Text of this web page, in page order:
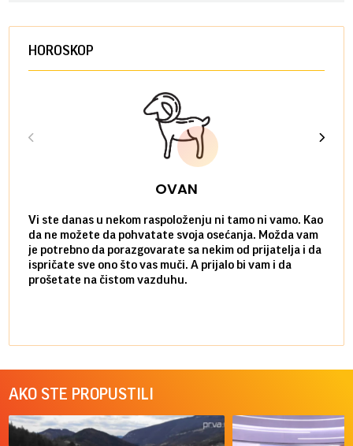
HOROSKOP
OVAN
Vi ste danas u nekom raspoloženju ni tamo ni vamo. Kao
da ne možete da pohvatate svoja osećanja. Možda vam
je potrebno da porazgovarate sa nekim od prijatelja i da
ispričate sve ono što vas muči. A prijalo bi vam i da
prošetate na čistom vazduhu.
AKO STE PROPUSTILI